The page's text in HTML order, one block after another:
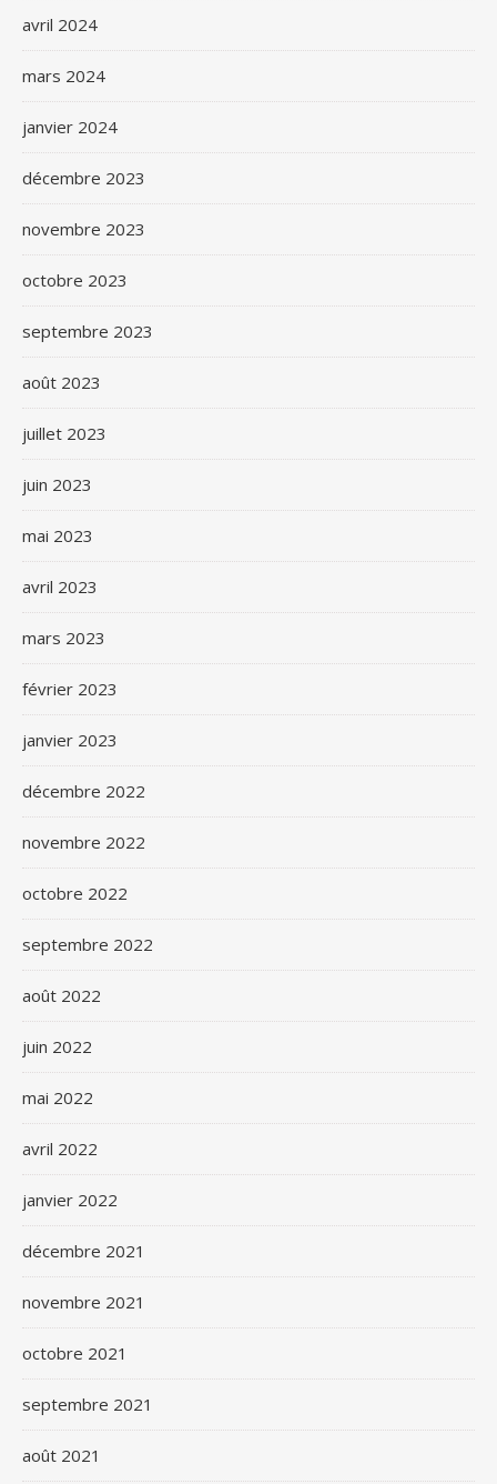
avril 2024
mars 2024
janvier 2024
décembre 2023
novembre 2023
octobre 2023
septembre 2023
août 2023
juillet 2023
juin 2023
mai 2023
avril 2023
mars 2023
février 2023
janvier 2023
décembre 2022
novembre 2022
octobre 2022
septembre 2022
août 2022
juin 2022
mai 2022
avril 2022
janvier 2022
décembre 2021
novembre 2021
octobre 2021
septembre 2021
août 2021